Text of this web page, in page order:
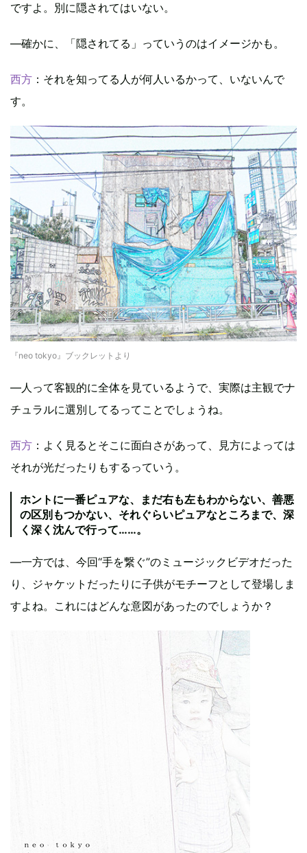
ですよ。別に隠されてはいない。
―確かに、「隠されてる」っていうのはイメージかも。
西方 ：それを知ってる人が何人いるかって、いないんで
す。
『neo tokyo』ブックレットより
―人って客観的に全体を見ているようで、実際は主観でナ
チュラルに選別してるってことでしょうね。
西方 ：よく見るとそこに面白さがあって、見方によっては
それが光だったりもするっていう。
ホントに一番ピュアな、まだ右も左もわからない、善悪
の区別もつかない、それぐらいピュアなところまで、深
く深く沈んで行って……。
―一方では、今回“手を繋ぐ”のミュージックビデオだった
り、ジャケットだったりに子供がモチーフとして登場しま
すよね。これにはどんな意図があったのでしょうか？